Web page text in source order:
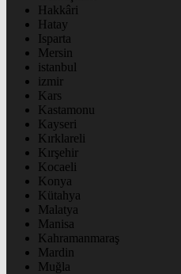
Hakkâri
Hatay
Isparta
Mersin
istanbul
izmir
Kars
Kastamonu
Kayseri
Kırklareli
Kırşehir
Kocaeli
Konya
Kütahya
Malatya
Manisa
Kahramanmaraş
Mardin
Muğla